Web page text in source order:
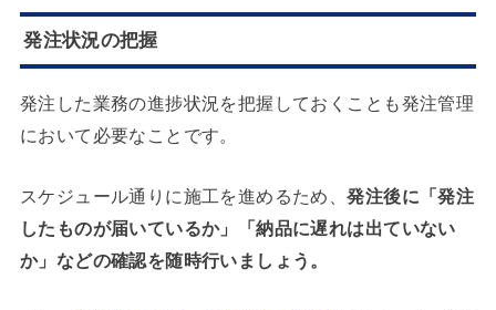
発注状況の把握
発注した業務の進捗状況を把握しておくことも発注管理
において必要なことです。
スケジュール通りに施工を進めるため、発注後に「発注
したものが届いているか」「納品に遅れは出ていない
か」などの確認を随時行いましょう。